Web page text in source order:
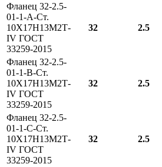
Фланец 32-2.5-
01-1-A-Ст.
10Х17Н13М2Т-
IV ГОСТ
33259-2015
32 2.5
Фланец 32-2.5-
01-1-B-Ст.
10Х17Н13М2Т-
IV ГОСТ
33259-2015
32 2.5
Фланец 32-2.5-
01-1-С-Ст.
10Х17Н13М2Т-
IV ГОСТ
33259-2015
32 2.5